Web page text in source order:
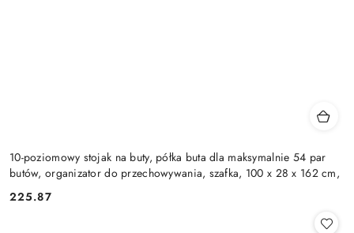
10-poziomowy stojak na buty, półka buta dla maksymalnie 54 par
butów, organizator do przechowywania, szafka, 100 x 28 x 162 cm,
Cena:
225.87